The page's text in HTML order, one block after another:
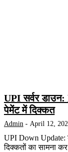
UPI सर्वर
पेमेंट में दिक्कत
Admin - April 12,
UPI Down Update:
दिक्कतों का सामना